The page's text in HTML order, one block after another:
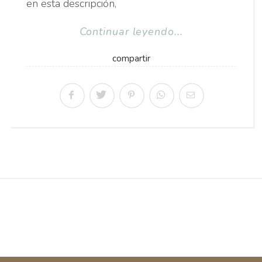
en esta descripción,
Continuar leyendo...
compartir